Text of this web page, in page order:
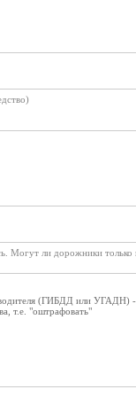
Могут ли дорожники
водителя (ГИБДД или УГАДН) -
т.е. "оштрафовать"